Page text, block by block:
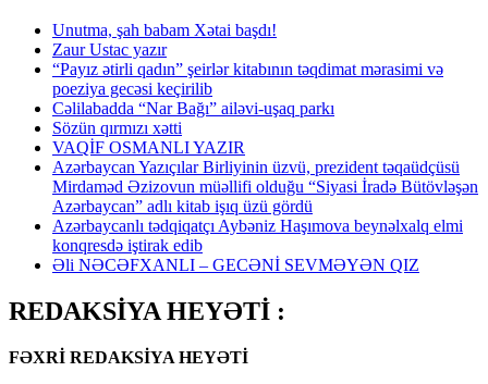
Unutma, şah babam Xətai başdı!
Zaur Ustac yazır
“Payız ətirli qadın” şeirlər kitabının təqdimat mərasimi və
poeziya gecəsi keçirilib
Cəlilabadda “Nar Bağı” ailəvi-uşaq parkı
Sözün qırmızı xətti
VAQİF OSMANLI YAZIR
Azərbaycan Yazıçılar Birliyinin üzvü, prezident təqaüdçüsü
Mirdaməd Əzizovun müəllifi olduğu “Siyasi İradə Bütövləşən
Azərbaycan” adlı kitab işıq üzü gördü
Azərbaycanlı tədqiqatçı Aybəniz Haşımova beynəlxalq elmi
konqresdə iştirak edib
Əli NƏCƏFXANLI – GECƏNİ SEVMƏYƏN QIZ
REDAKSİYA HEYƏTİ :
FƏXRİ REDAKSİYA HEYƏTİ